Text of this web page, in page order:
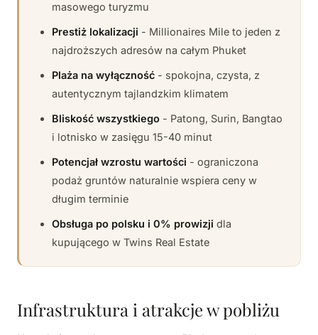
masowego turyzmu
Prestiż lokalizacji - Millionaires Mile to jeden z
najdroższych adresów na całym Phuket
Plaża na wyłączność - spokojna, czysta, z
autentycznym tajlandzkim klimatem
Bliskość wszystkiego - Patong, Surin, Bangtao
i lotnisko w zasięgu 15-40 minut
Potencjał wzrostu wartości - ograniczona
podaż gruntów naturalnie wspiera ceny w
długim terminie
Obsługa po polsku i 0% prowizji dla
kupującego w Twins Real Estate
Infrastruktura i atrakcje w pobliżu